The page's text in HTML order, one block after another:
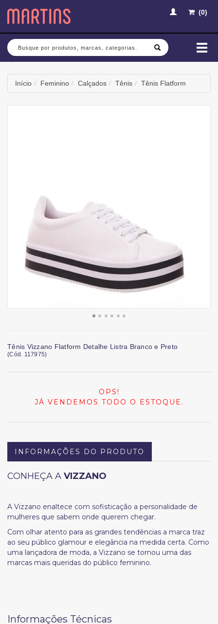
(0)
Busca
Início Feminino Calçados Tênis Tênis Flatform
Tênis Vizzano Flatform Detalhe Listra Branco e Preto
(Cód. 117975)
OPS!
JÁ VENDEMOS TODO O ESTOQUE.
INFORMAÇÕES DO PRODUTO
CONHEÇA A VIZZANO
A Vizzano enaltece com sofisticação a personalidade de
mulheres que sabem onde querem chegar.
Com olhar atento para as grandes tendências a marca traz
ao seu público glamour e elegância na medida certa. Como
uma lançadora de moda, a Vizzano se tornou uma das
marcas mais queridas do público feminino.
Informações Técnicas